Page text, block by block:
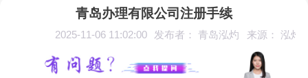
青岛办理有限公司注册手续
2025-11-06 11:02:00 发布者： 青岛泓灼 来源： 泓灼